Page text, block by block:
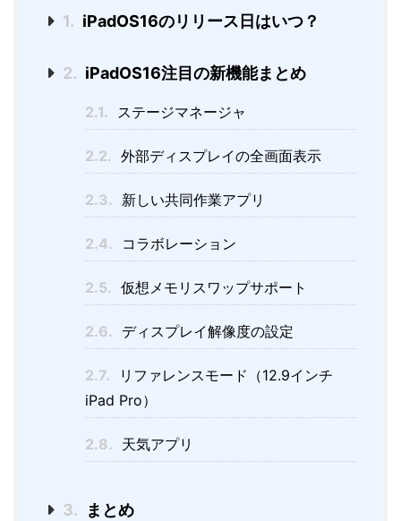
1. iPadOS16のリリース日はいつ？
2. iPadOS16注目の新機能まとめ
2.1. ステージマネージャ
2.2. 外部ディスプレイの全画面表示
2.3. 新しい共同作業アプリ
2.4. コラボレーション
2.5. 仮想メモリスワップサポート
2.6. ディスプレイ解像度の設定
2.7.
リファレンスモード（12.9インチ
iPad Pro）
2.8. 天気アプリ
3. まとめ